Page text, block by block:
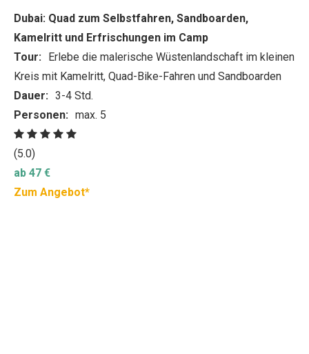
Dubai: Quad zum Selbstfahren, Sandboarden,
Kamelritt und Erfrischungen im Camp
Tour: Erlebe die malerische Wüstenlandschaft im kleinen
Kreis mit Kamelritt, Quad-Bike-Fahren und Sandboarden
Dauer: 3-4 Std.
Personen: max. 5
(5.0)
ab 47 €
Zum Angebot*